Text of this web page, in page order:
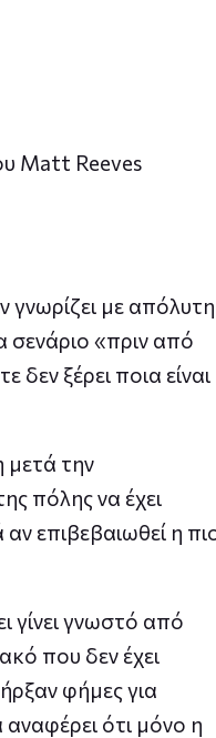
Matt Reeves
γνωρίζει με απόλυτη
σενάριο «πριν από
δεν ξέρει ποια είναι
την
πόλης να έχει
επιβεβαιωθεί η
γίνει γνωστό από
που δεν έχει
φήμες για
ότι μόνο η